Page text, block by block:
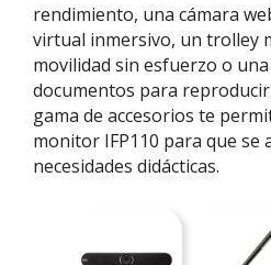
rendimiento, una cámara
virtual inmersivo, un trolley
movilidad sin esfuerzo o
documentos para
gama de accesorios te
monitor IFP110 para que se
necesidades didácticas.